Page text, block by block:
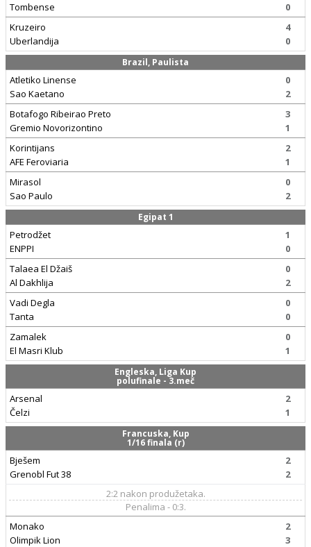
Tombense
0
Kruzeiro
Uberlandija
4
0
Brazil, Paulista
Atletiko Linense
Sao Kaetano
0
2
Botafogo Ribeirao Preto
Gremio Novorizontino
3
1
Korintijans
AFE Feroviaria
2
1
Mirasol
Sao Paulo
0
2
Egipat 1
Petrodžet
ENPPI
1
0
Talaea El Džaiš
Al Dakhlija
0
2
Vadi Degla
Tanta
0
0
Zamalek
El Masri Klub
0
1
Engleska, Liga Kup
polufinale - 3.meč
Arsenal
Čelzi
2
1
Francuska, Kup
1/16 finala (r)
Bješem
Grenobl Fut 38
2
2
2:2 nakon produžetaka.
Penalima - 0:3.
Monako
Olimpik Lion
2
3